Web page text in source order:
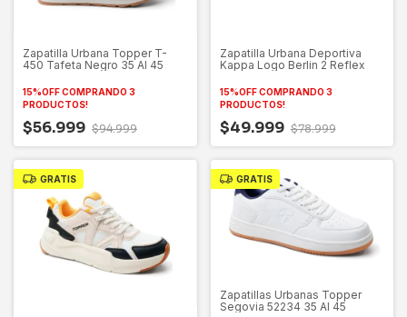
Zapatilla Urbana Topper T-
450 Tafeta Negro 35 Al 45
15%OFF COMPRANDO 3
PRODUCTOS!
$56.999 $94.999
Zapatilla Urbana Deportiva
Kappa Logo Berlin 2 Reflex
15%OFF COMPRANDO 3
PRODUCTOS!
$49.999 $78.999
GRATIS GRATIS
Zapatillas Urbanas Topper
Segovia 52234 35 Al 45